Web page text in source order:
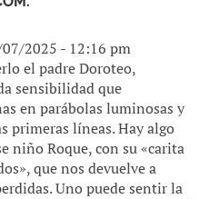
2025 - 12:16 pm
el padre Doroteo,
sensibilidad que
en parábolas luminosas y
primeras líneas. Hay algo
niño Roque, con su «carita
que nos devuelve a
Uno puede sentir la